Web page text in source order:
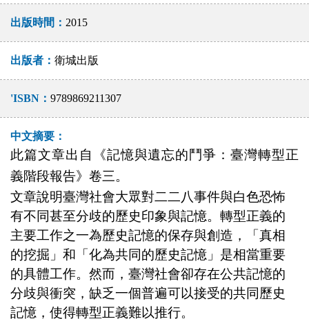
出版時間： 2015
出版者：衛城出版
'ISBN：9789869211307
中文摘要：
此篇文章出自《記憶與遺忘的鬥爭：臺灣轉型正
義階段報告》卷三。
文章說明臺灣社會大眾對二二八事件與白色恐怖
有不同甚至分歧的歷史印象與記憶。轉型正義的
主要工作之一為歷史記憶的保存與創造，「真相
的挖掘」和「化為共同的歷史記憶」是相當重要
的具體工作。然而，臺灣社會卻存在公共記憶的
分歧與衝突，缺乏一個普遍可以接受的共同歷史
記憶，使得轉型正義難以推行。